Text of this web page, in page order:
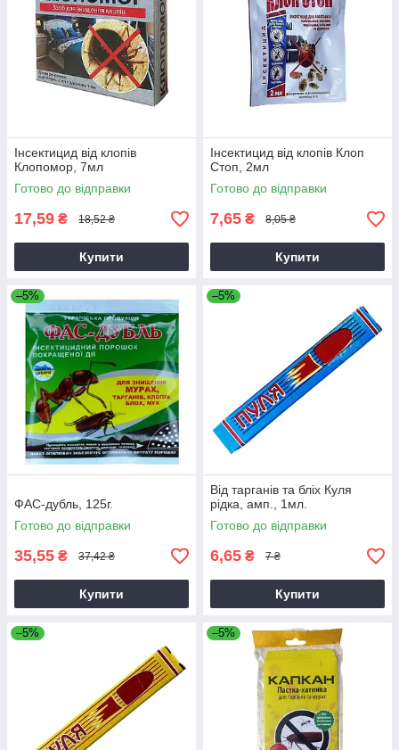
Інсектицид від клопів
Клопомор, 7мл
Готово до відправки
17,59 ₴ 18,52 ₴
Купити
Інсектицид від клопів Клоп
Стоп, 2мл
Готово до відправки
7,65 ₴ 8,05 ₴
Купити
–5%
ФАС-дубль, 125г.
Готово до відправки
35,55 ₴ 37,42 ₴
Купити
–5%
Від тарганів та бліх Куля
рідка, амп., 1мл.
Готово до відправки
6,65 ₴ 7 ₴
Купити
–5% –5%